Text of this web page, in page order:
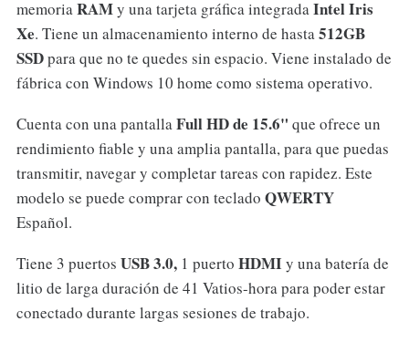
memoriaRAMy unatarjeta gráfica integradaIntel Iris
Xe. Tiene un almacenamiento interno de hasta512GB
SSDpara que no te quedes sin espacio. Viene instalado de
fábrica con Windows 10 home como sistema operativo.
Cuenta con una pantallaFull HD de 15.6" que ofrece un
rendimiento fiable y una amplia pantalla, para que puedas
transmitir, navegar y completar tareas con rapidez. Este
modelo se puede comprar con teclado QWERTY
Español.
Tiene 3 puertos USB 3.0,1 puerto HDMIy una batería de
litio de larga duración de 41 Vatios-hora para poder estar
conectado durante largas sesiones de trabajo.